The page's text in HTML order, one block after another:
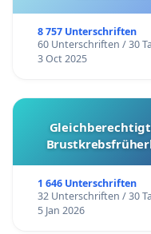
8 757 Unterschriften
60 Unterschriften / 30
3 Oct 2025
1 646 Unterschriften
32 Unterschriften / 30
5 Jan 2026